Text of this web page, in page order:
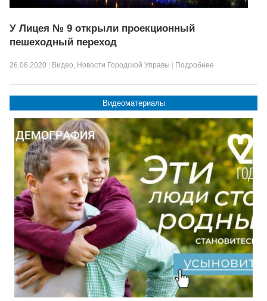
У Лицея № 9 открыли проекционный
пешеходный переход
26.08.2020 Видео, Новости Городской Управы Подробнее
Видеоматериалы